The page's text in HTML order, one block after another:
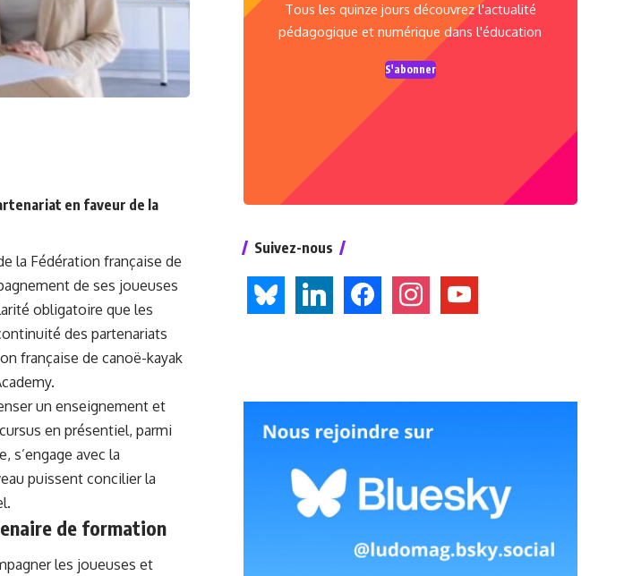
en faveur de la
la Fédération française de
de ses joueuses
obligatoire que les
des partenariats
française de canoë-kayak
un enseignement et
en présentiel, parmi
s’engage avec la
puissent concilier la
de formation
les joueuses et
Tous les quinze jours découvrez l'actualité
pédagogique et numérique dans l'éducation
S'abonner
Suivez-nous
bluesky linkedin facebookinstagramyoutube